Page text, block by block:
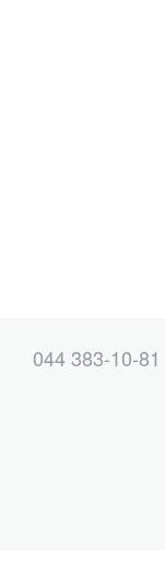
044 383-10-81